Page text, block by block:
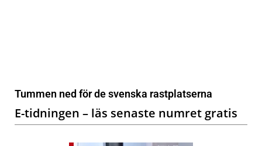
Tummen ned för de svenska rastplatserna
E-tidningen – läs senaste numret gratis